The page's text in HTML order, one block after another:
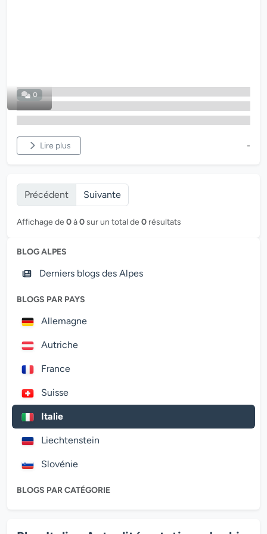
0
Lire plus -
Précédent Suivante
Affichage de 0à0sur un total de 0 résultats
BLOG ALPES
Derniers blogs des Alpes
BLOGS PAR PAYS
Allemagne
Autriche
France
Suisse
Italie
Liechtenstein
Slovénie
BLOGS PAR CATÉGORIE